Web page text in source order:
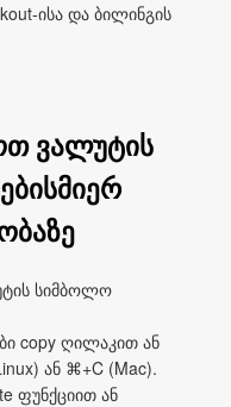
და ბილინგის
ვალუტის
სიმბოლო
copy ღილაკით ან
ან ⌘+C (Mac).
ფუნქციით ან